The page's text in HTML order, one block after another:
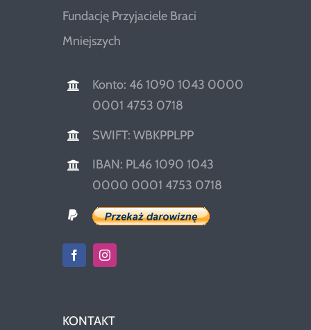
Fundację Przyjaciele Braci
Mniejszych
Konto: 46 1090 1043 0000
0001 4753 0718
SWIFT: WBKPPLPP
IBAN: PL46 1090 1043
0000 0001 4753 0718
KONTAKT